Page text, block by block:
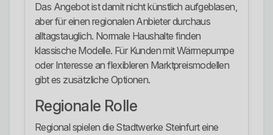
Das Angebot ist damit nicht künstlich aufgeblasen,
aber für einen regionalen Anbieter durchaus
alltagstauglich. Normale Haushalte finden
klassische Modelle. Für Kunden mit Wärmepumpe
oder Interesse an flexibleren Marktpreismodellen
gibt es zusätzliche Optionen.
Regionale Rolle
Regional spielen die Stadtwerke Steinfurt eine